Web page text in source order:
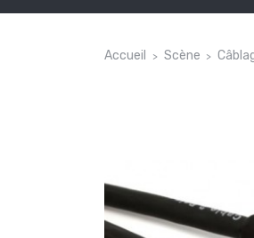
Accueil Scène